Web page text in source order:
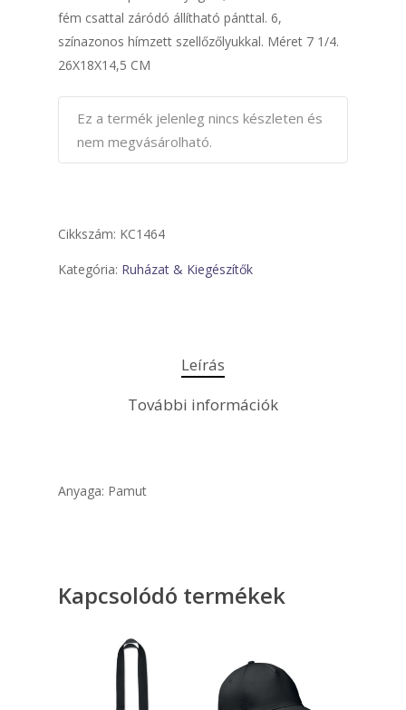
fém csattal záródó állítható pánttal. 6,
színazonos hímzett szellőzőlyukkal. Méret 7 1/4.
26X18X14,5 CM
Ez a termék jelenleg nincs készleten és
nem megvásárolható.
Cikkszám: KC1464
Kategória: Ruházat & Kiegészítők
Leírás
További információk
Anyaga: Pamut
Kapcsolódó termékek